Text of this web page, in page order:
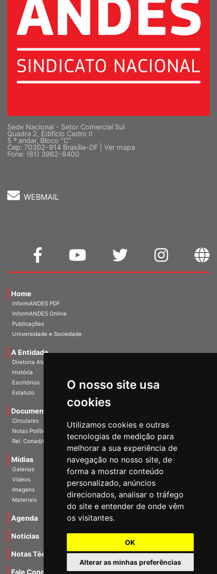
O nosso site usa
cookies
Utilizamos cookies e outras
tecnologias de medição para
melhorar a sua experiência de
navegação no nosso site, de
forma a mostrar conteúdo
personalizado, anúncios
direcionados, analisar o tráfego
do site e entender de onde vêm
os visitantes.
OK
Alterar as minhas preferências
Sede Nacional - Setor Comercial Sul
Quadra 2, Edifício Cedro II
5 º andar, Bloco "C"
Cep: 70302-914 Brasília-DF | Ver mapa
Fone: (61) 3962-8400
WEBMAIL
Home
InformANDES PDF
InformANDES Online
Publicações
Universidade e Sociedade
A Entidade
Diretoria Atual
História
Escritórios
Estatuto
Documentos
Circulares
Notas Políticas
Rel. Conad/Congresso
Mídias
Galerias
Vídeos
Imagens
Materiais
Agenda
Notícias
Notas Técnicas
Fale Conocsco